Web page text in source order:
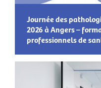
Journée des
2026 à Angers –
professionnels de